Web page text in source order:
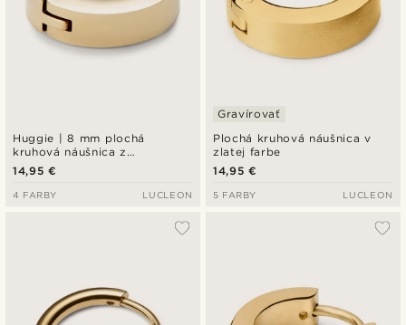
Huggie | 8 mm plochá
kruhová náušnica z
nehrdzavejúcej ocele v zlatej
farbe
14,95 €
4 FARBY LUCLEON
Plochá kruhová náušnica v
zlatej farbe
Gravírovať
14,95 €
5 FARBY LUCLEON